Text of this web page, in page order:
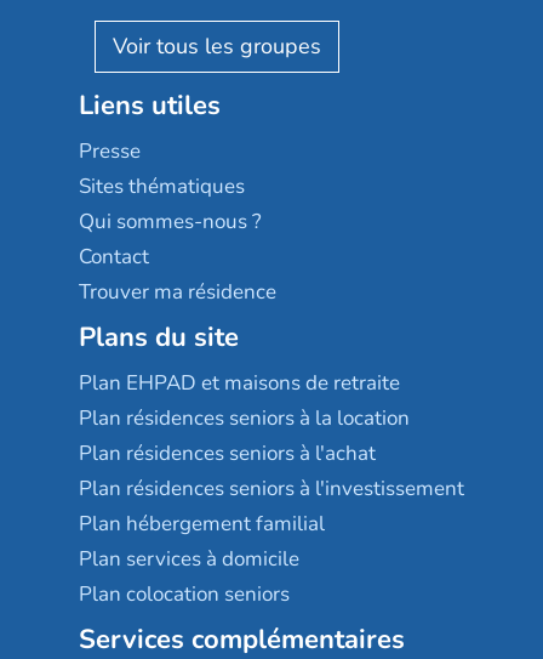
Reseda
Stella management
Les villages d'or
Sérénys
Résidences services Villa Médicis
Résidalya
Groupe aplus
AGE D'OR Services
Liens utiles
Presse
Sites thématiques
Qui sommes-nous ?
Contact
Trouver ma résidence
Plans du site
Plan EHPAD et maisons de retraite
Plan résidences seniors à la location
Plan résidences seniors à l'achat
Plan résidences seniors à l'investissement
Plan hébergement familial
Plan services à domicile
Plan colocation seniors
Services complémentaires